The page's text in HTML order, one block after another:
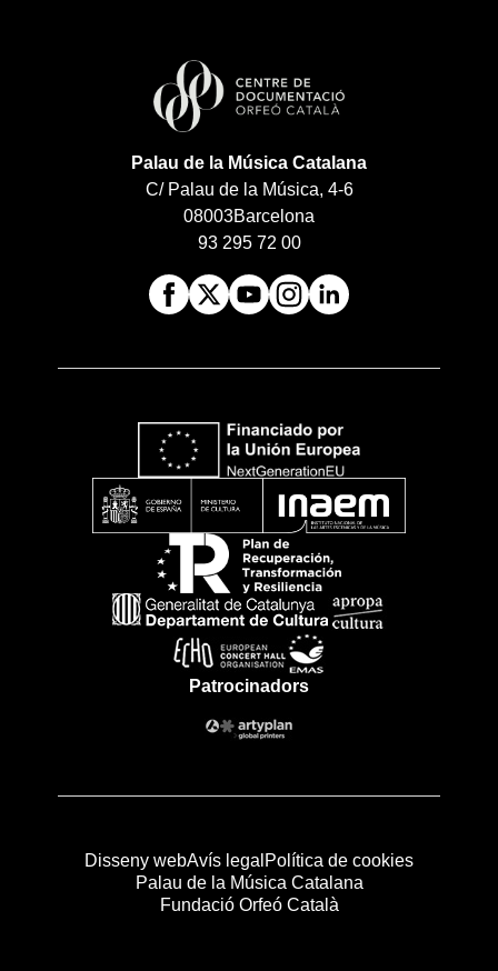
Palau de la Música Catalana
C/ Palau de la Música, 4-6
08003Barcelona
93 295 72 00
Patrocinadors
Disseny webAvís legal Política de cookies
Palau de la Música Catalana
Fundació Orfeó Català